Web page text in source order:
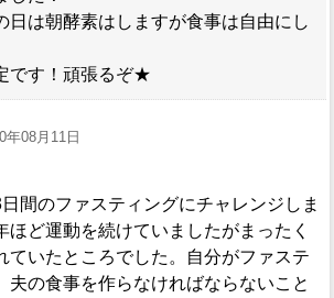
日は朝酵素はしますが食事は自由にし
です！頑張るぞ★
年08月11日
間のファスティングにチャレンジしま
ほど運動を続けていましたがまったく
ていたところでした。自分がファステ
夫の食事を作らなければならないこと